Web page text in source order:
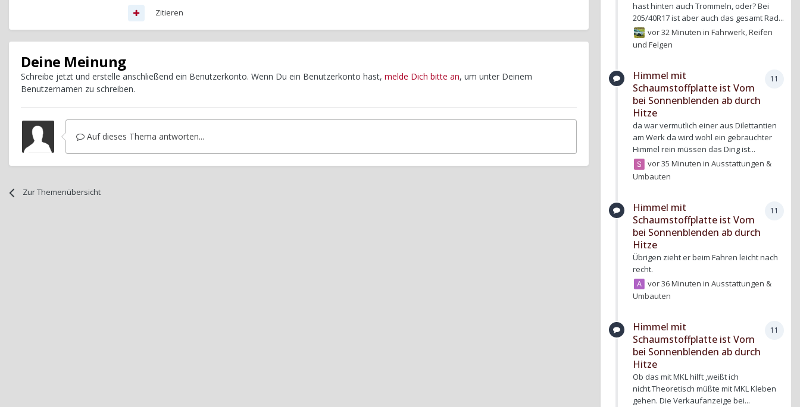
Zitieren
Deine Meinung
Schreibe jetzt und erstelle anschließend ein Benutzerkonto. Wenn Du ein Benutzerkonto hast, melde Dich bitte an, um unter Deinem
Benutzernamen zu schreiben.
Auf dieses Thema antworten...
Zur Themenübersicht
hast hinten auch Trommeln, oder? Bei
205/40R17 ist aber auch das gesamt Rad...
vor 32 MinuteninFahrwerk, Reifen
und Felgen
11
Himmel mit
Schaumstoffplatte ist Vorn
bei Sonnenblenden ab durch
Hitze
da war vermutlich einer aus Dilettantien
am Werk da wird wohl ein gebrauchter
Himmel rein müssen das Ding ist...
vor 35 MinuteninAusstattungen &
Umbauten
11
Himmel mit
Schaumstoffplatte ist Vorn
bei Sonnenblenden ab durch
Hitze
Übrigen zieht er beim Fahren leicht nach
recht.
vor 36 MinuteninAusstattungen &
Umbauten
11
Himmel mit
Schaumstoffplatte ist Vorn
bei Sonnenblenden ab durch
Hitze
Ob das mit MKL hilft ,weißt ich
nicht.Theoretisch müßte mit MKL Kleben
gehen. Die Verkaufanzeige bei...